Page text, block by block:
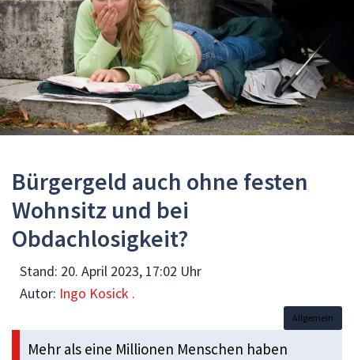
Bürgergeld auch ohne festen
Wohnsitz und bei
Obdachlosigkeit?
Stand: 20. April 2023, 17:02 Uhr
Autor: Ingo Kosick .
Allgemein
Mehr als eine Millionen Menschen haben